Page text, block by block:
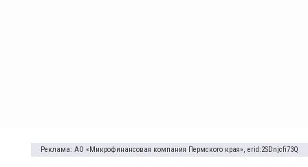
Реклама: АО «Микрофинансовая компания Пермского края», erid:2SDnjcfi73Q